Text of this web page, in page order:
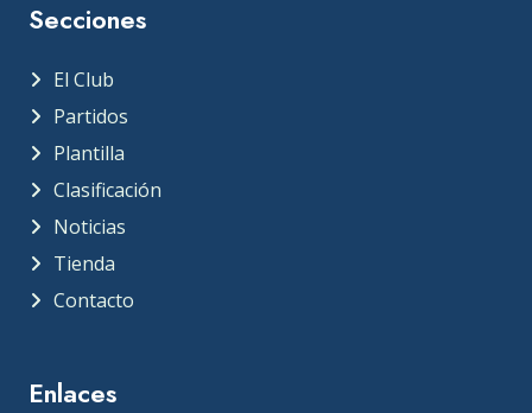
Secciones
El Club
Partidos
Plantilla
Clasificación
Noticias
Tienda
Contacto
Enlaces